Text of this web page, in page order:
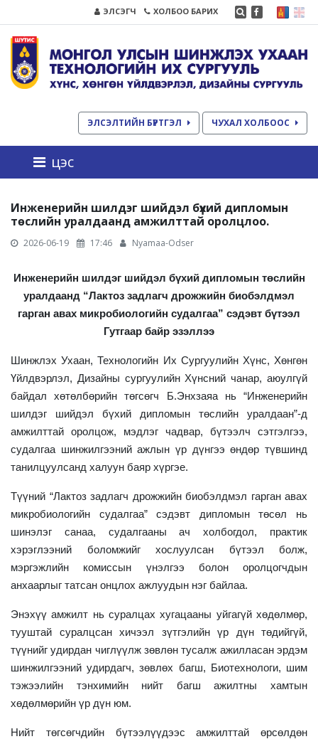
ЭЛСЭГЧ ХОЛБОО БАРИХ
ЭЛСЭЛТИЙН БҮРТГЭЛ ЧУХАЛ ХОЛБООС
цэс
Инженерийн шилдэг шийдэл бүхий дипломын
төслийн уралдаанд амжилттай оролцлоо.
2026-06-19 17:46 Nyamaa-Odser
Инженерийн шилдэг шийдэл бүхий дипломын төслийн
уралдаанд “Лактоз задлагч дрожжийн биобэлдмэл
гарган авах микробиологийн судалгаа” сэдэвт бүтээл
Гутгаар байр эзэллээ
Шинжлэх Ухаан, Технологийн Их Сургуулийн Хүнс, Хөнгөн
Үйлдвэрлэл, Дизайны сургуулийн Хүнсний чанар, аюулгүй
байдал хөтөлбөрийн төгсөгч Б.Энхзаяа нь “Инженерийн
шилдэг шийдэл бүхий дипломын төслийн уралдаан”-д
амжилттай оролцож, мэдлэг чадвар, бүтээлч сэтгэлгээ,
судалгаа шинжилгээний ажлын үр дүнгээ өндөр түвшинд
танилцуулсанд халуун баяр хүргэе.
Түүний “Лактоз задлагч дрожжийн биобэлдмэл гарган авах
микробиологийн судалгаа” сэдэвт дипломын төсөл нь
шинэлэг санаа, судалгааны ач холбогдол, практик
хэрэглээний боломжийг хослуулсан бүтээл болж,
мэргэжлийн комиссын үнэлгээ болон оролцогчдын
анхаарлыг татсан онцлох ажлуудын нэг байлаа.
Энэхүү амжилт нь суралцах хугацааны уйгагүй хөдөлмөр,
тууштай суралцсан хичээл зүтгэлийн үр дүн төдийгүй,
түүнийг удирдан чиглүүлж зөвлөн тусалж ажилласан эрдэм
шинжилгээний удирдагч, зөвлөх багш, Биотехнологи, шим
тэжээлийн тэнхимийн нийт багш ажилтны хамтын
хөдөлмөрийн үр дүн юм.
Нийт төгсөгчдийн бүтээлүүдээс амжилттай өрсөлдөн